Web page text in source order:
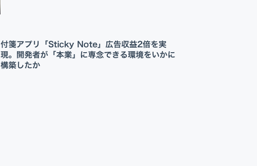
付箋アプリ「Sticky Note」広告収益2倍を実
現。開発者が「本業」に専念できる環境をいかに
構築したか